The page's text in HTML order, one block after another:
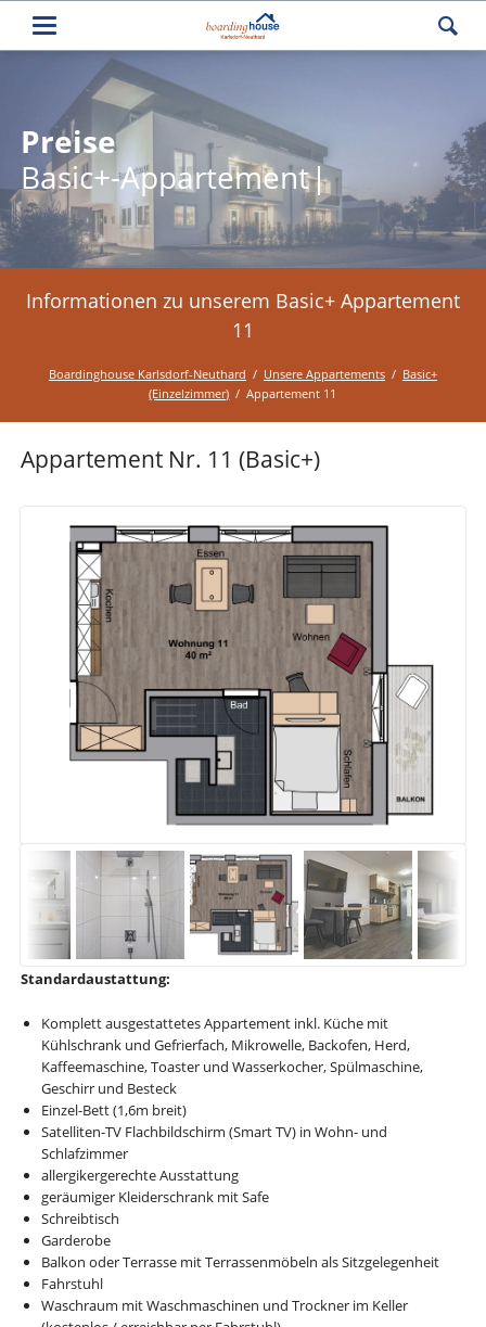
Preise
Preise
Basic+-Appartement
Basic+-Appartement
Informationen zu unserem Basic+ Appartement
11
Boardinghouse Karlsdorf-Neuthard Unsere Appartements
Basic+
(Einzelzimmer)
Appartement 11
Appartement Nr. 11 (Basic+)
Größe:
Preise:
ab 65 Euro
Standardaustattung:
Komplett ausgestattetes Appartement inkl. Küche mit
Kühlschrank und Gefrierfach, Mikrowelle, Backofen, Herd,
Kaffeemaschine, Toaster und Wasserkocher, Spülmaschine,
Geschirr und Besteck
Einzel-Bett (1,6m breit)
Satelliten-TV Flachbildschirm (Smart TV) in Wohn- und
Schlafzimmer
allergikergerechte Ausstattung
geräumiger Kleiderschrank mit Safe
Schreibtisch
Garderobe
Balkon oder Terrasse mit Terrassenmöbeln als Sitzgelegenheit
Fahrstuhl
Waschraum mit Waschmaschinen und Trockner im Keller